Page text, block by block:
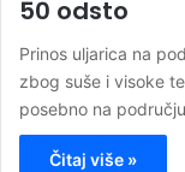
50 odsto
Prinos uljarica na
zbog suše i visoke
posebno na
Čitaj više »